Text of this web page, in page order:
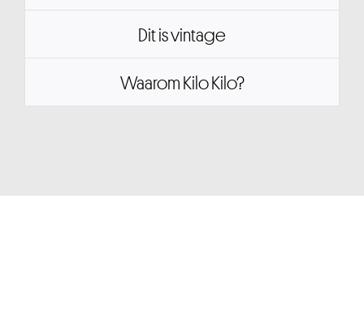
Dit is vintage
Waarom Kilo Kilo?